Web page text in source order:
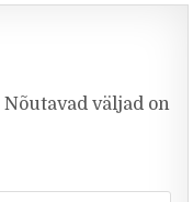
Nõutavad väljad on